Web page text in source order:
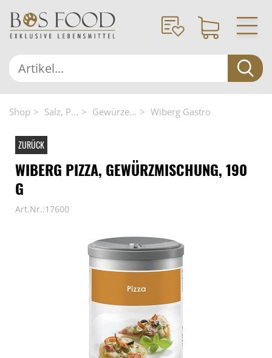
Shop Salz, P... Gewürze... Wiberg Gastro
ZURÜCK
WIBERG PIZZA, GEWÜRZMISCHUNG, 190
G
Art.Nr.:17600